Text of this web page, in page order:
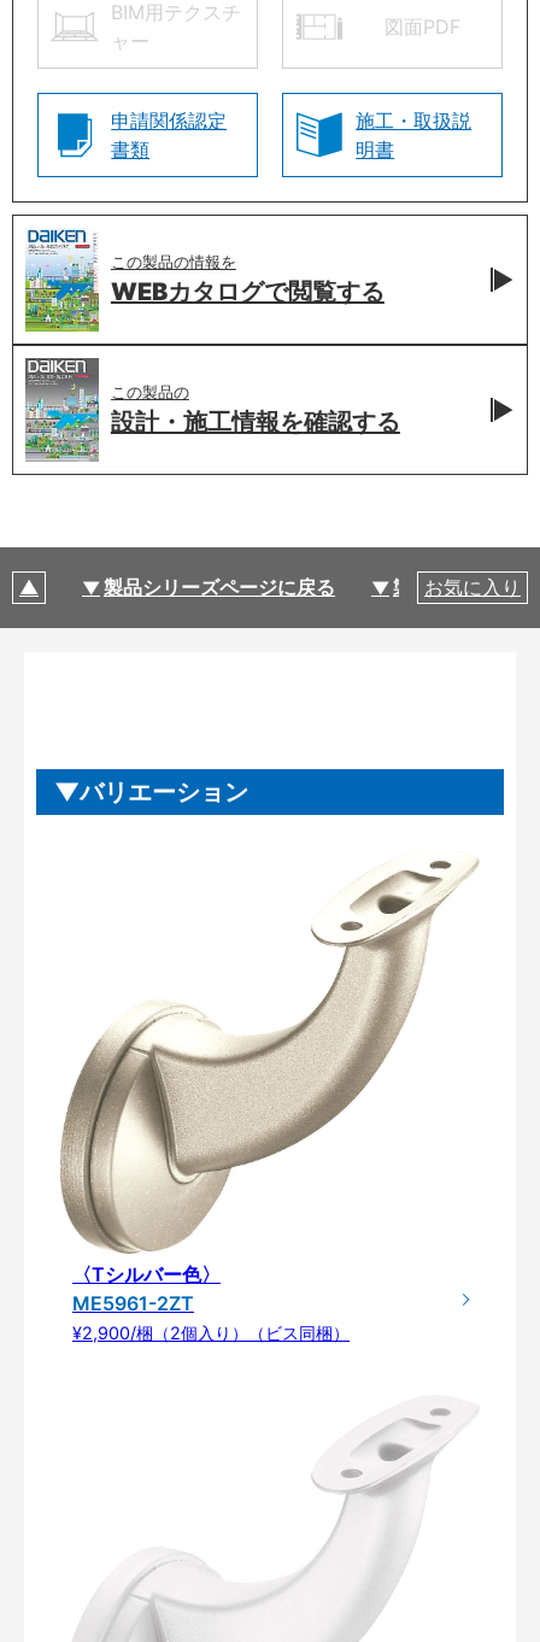
BIM用テクスチ
ャー
図面PDF
申請関係認定
書類
施工・取扱説
明書
この製品の情報を
WEBカタログで閲覧する
この製品の
設計・施工情報を確認する
製品シリーズページに戻る 製品仕様
お気に入り
バリエーション
〈Tシルバー色〉
ME5961-2ZT
¥2,900/梱（2個入り）（ビス同梱）